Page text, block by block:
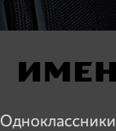
Одноклассники